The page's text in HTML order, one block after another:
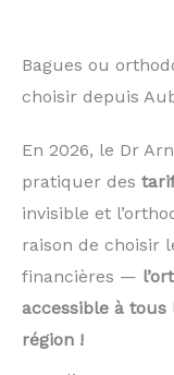
Bagues ou
choisir depuis
En 2026, le Dr
pratiquer des
invisible et
raison de choisir
financières —
accessible à tous
région !